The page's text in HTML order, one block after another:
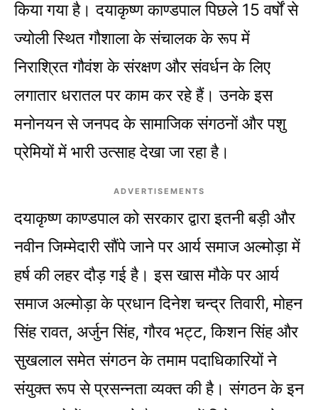
किया गया है। दयाकृष्ण काण्डपाल पिछले 15 वर्षों से
ज्योली स्थित गौशाला के संचालक के रूप में
निराश्रित गौवंश के संरक्षण और संवर्धन के लिए
लगातार धरातल पर काम कर रहे हैं। उनके इस
मनोनयन से जनपद के सामाजिक संगठनों और पशु
प्रेमियों में भारी उत्साह देखा जा रहा है।
ADVERTISEMENTS
दयाकृष्ण काण्डपाल को सरकार द्वारा इतनी बड़ी और
नवीन जिम्मेदारी सौंपे जाने पर आर्य समाज अल्मोड़ा में
हर्ष की लहर दौड़ गई है। इस खास मौके पर आर्य
समाज अल्मोड़ा के प्रधान दिनेश चन्द्र तिवारी, मोहन
सिंह रावत, अर्जुन सिंह, गौरव भट्ट, किशन सिंह और
सुखलाल समेत संगठन के तमाम पदाधिकारियों ने
संयुक्त रूप से प्रसन्नता व्यक्त की है। संगठन के इन